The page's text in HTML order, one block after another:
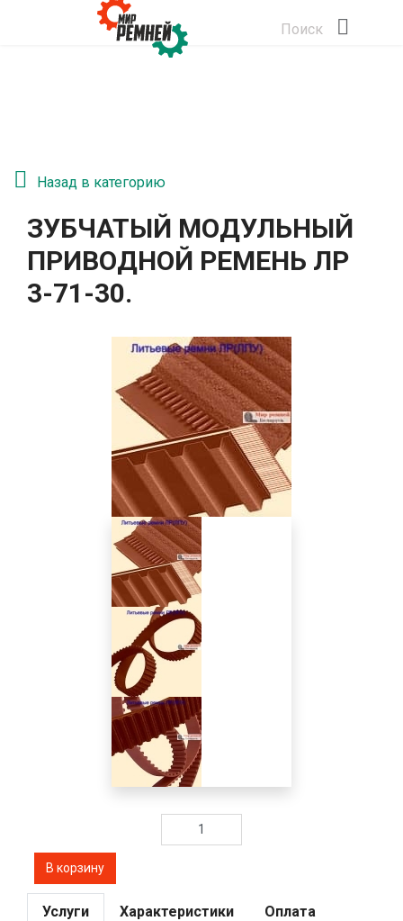
Поиск
Назад в категорию
ЗУБЧАТЫЙ МОДУЛЬНЫЙ
ПРИВОДНОЙ РЕМЕНЬ ЛР
3-71-30.
Услуги Характеристики Оплата